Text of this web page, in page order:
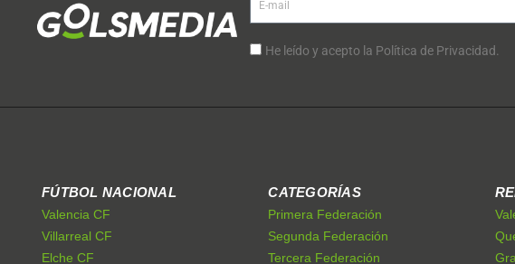
He leído y acepto la Política de Privacidad.
FÚTBOL NACIONAL
Valencia CF
Villarreal CF
Elche CF
CATEGORÍAS
Primera Federación
Segunda Federación
Tercera Federación